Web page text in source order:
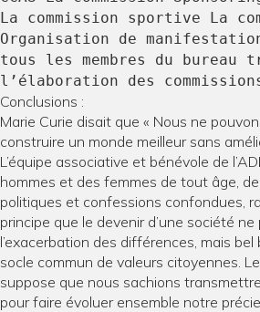
La commission sportive La
Organisation de
tous les membres du
l’élaboration des
Conclusions :
Marie Curie disait que « Nous ne
construire un monde meilleur sans
L’équipe associative et bénévole de
hommes et des femmes de tout âge,
politiques et confessions confondues,
principe que le devenir d’une société
l’exacerbation des différences, mais bel
socle commun de valeurs citoyennes.
suppose que nous sachions
pour faire évoluer ensemble notre